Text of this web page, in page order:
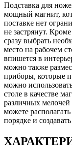
Подставка для
мощный магнит,
поставке нет
не застрянут.
сразу выбрать
место на рабочем
впишется в
можно также
приборы, которые
можно
столе в качестве
различных
можете
порядке и